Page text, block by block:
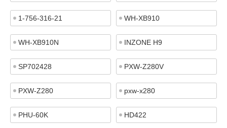
1-756-316-21 WH-XB910
WH-XB910N INZONE H9
SP702428 PXW-Z280V
PXW-Z280 pxw-x280
PHU-60K HD422